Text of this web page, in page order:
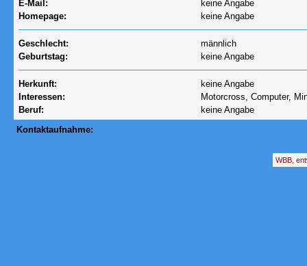
E-Mail:
keine Angabe
Homepage:
keine Angabe
Geschlecht:
männlich
Geburtstag:
keine Angabe
Herkunft:
keine Angabe
Interessen:
Motorcross, Computer,
Beruf:
keine Angabe
Kontaktaufnahme:
WBB,